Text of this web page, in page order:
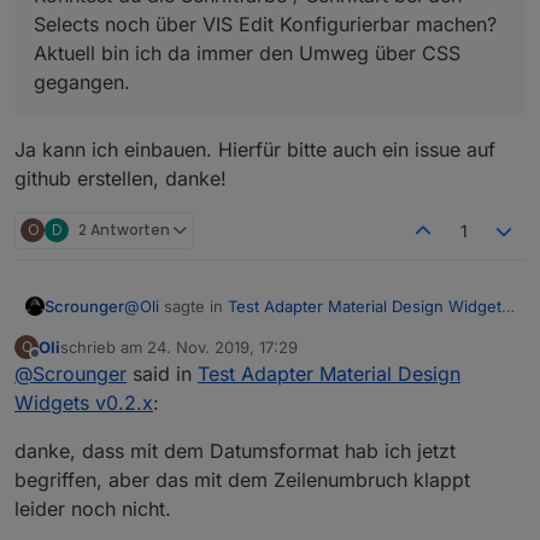
Selects noch über VIS Edit Konfigurierbar machen?
Aktuell bin ich da immer den Umweg über CSS
gegangen.
Ja kann ich einbauen. Hierfür bitte auch ein issue auf
github erstellen, danke!
O D 2 Antworten 1
Scrounger@Oli sagte in Test Adapter Material Design Widgets
@Scrounger
sorry, aber ich habe mir deinen Link zig mal
Horizont dafür nicht aus. Wäre nett wenn du
mir da etwas unter die Arme greifen könntest.
folgendes ist ja standardmäßig eingestellt:
            {
"millisecond":
"second":
Wnn du jetzt z.B. als Timeinterval 1 Stunde
O
Offline
Olischrieb am 24. Nov. 2019, 17:29
zuletzt editiert von
@Scrounger said in Test Adapter Material Design
Widgets v0.2.x:
danke, dass mit dem Datumsformat hab ich jetzt
begriffen, aber das mit dem Zeilenumbruch klappt
leider noch nicht.